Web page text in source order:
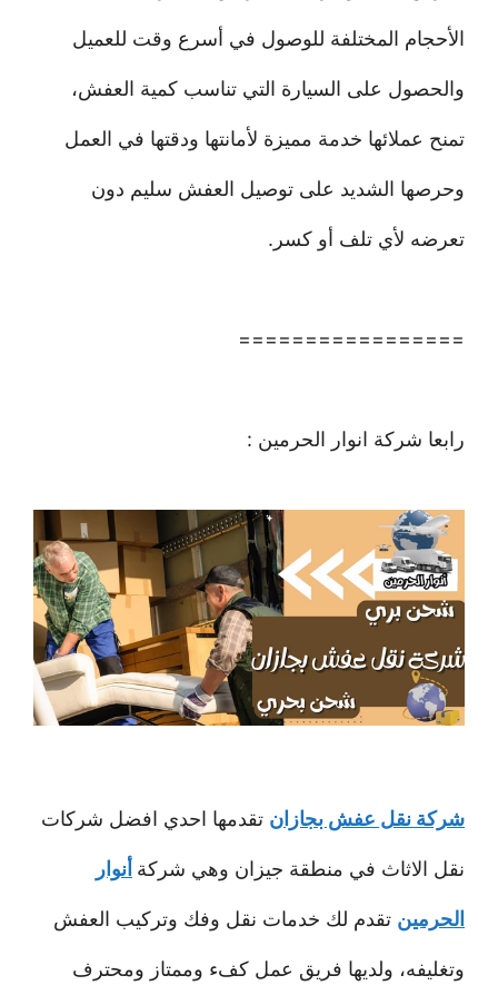
الأحجام المختلفة للوصول في أسرع وقت للعميل
والحصول على السيارة التي تناسب كمية العفش،
تمنح عملائها خدمة مميزة لأمانتها ودقتها في العمل
وحرصها الشديد على توصيل العفش سليم دون
تعرضه لأي تلف أو كسر.
=================
رابعا شركة انوار الحرمين :
شركة نقل عفش بجازان تقدمها احدي افضل شركات
نقل الاثاث في منطقة جيزان وهي شركة أنوار
الحرمين تقدم لك خدمات نقل وفك وتركيب العفش
وتغليفه، ولديها فريق عمل كفء وممتاز ومحترف